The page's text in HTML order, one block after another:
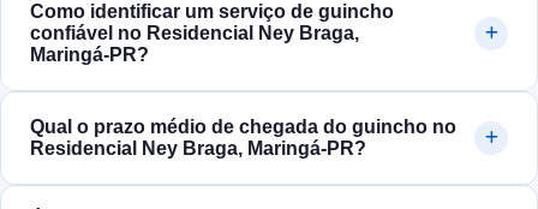
Como identificar um serviço de guincho
confiável no Residencial Ney Braga,
Maringá‑PR?
Qual o prazo médio de chegada do guincho no
Residencial Ney Braga, Maringá‑PR?